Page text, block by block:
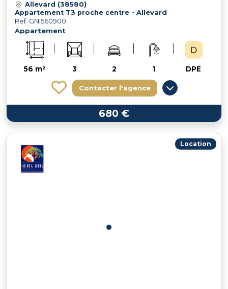
Allevard (38580)
Appartement T3 proche centre - Allevard
Ref: GNI560900
Appartement
56 m² 3 2 1 DPE
Contacter l'agence
680 €
Location